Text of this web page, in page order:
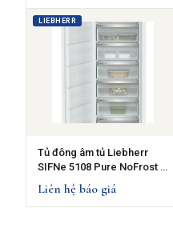
LIEBHERR
Tủ đông âm tủ Liebherr
SIFNe 5108 Pure NoFrost -
213L
Liên hệ báo giá